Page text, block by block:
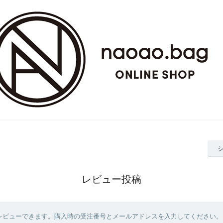
レビュー投稿
ューできます。購入時の受注番号とメールアドレスを入力してください。